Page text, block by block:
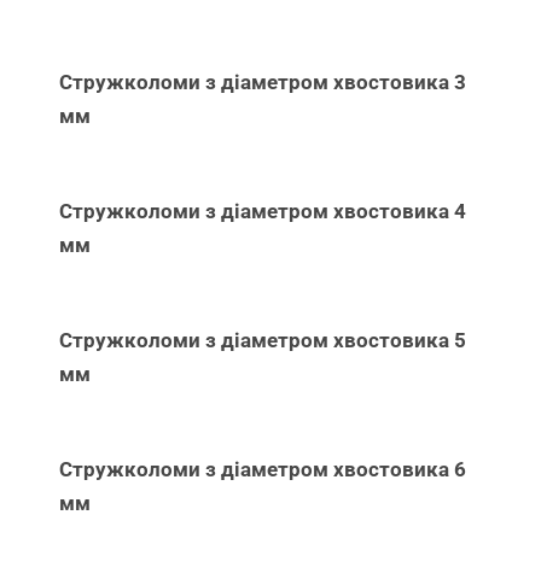
Стружколоми з діаметром хвостовика 3
мм
Стружколоми з діаметром хвостовика 4
мм
Стружколоми з діаметром хвостовика 5
мм
Стружколоми з діаметром хвостовика 6
мм